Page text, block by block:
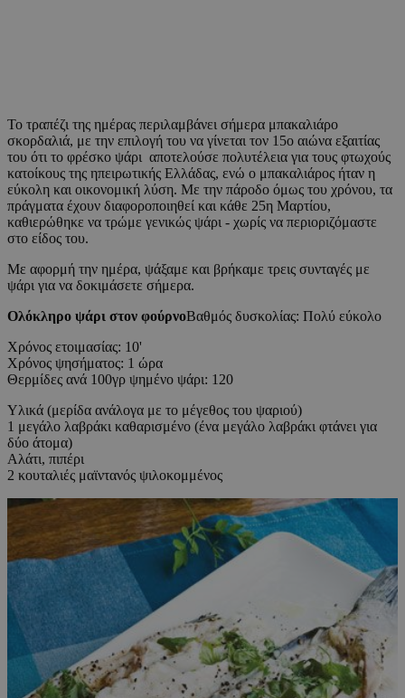
Το τραπέζι της ημέρας περιλαμβάνει σήμερα μπακαλιάρο
σκορδαλιά, με την επιλογή του να γίνεται τον 15ο αιώνα εξαιτίας
του ότι το φρέσκο ψάρι αποτελούσε πολυτέλεια για τους φτωχούς
κατοίκους της ηπειρωτικής Ελλάδας, ενώ ο μπακαλιάρος ήταν η
εύκολη και οικονομική λύση. Με την πάροδο όμως του χρόνου, τα
πράγματα έχουν διαφοροποιηθεί και κάθε 25η Μαρτίου,
καθιερώθηκε να τρώμε γενικώς ψάρι - χωρίς να περιοριζόμαστε
στο είδος του.
Με αφορμή την ημέρα, ψάξαμε και βρήκαμε τρεις συνταγές με
ψάρι για να δοκιμάσετε σήμερα.
Ολόκληρο ψάρι στον φούρνοΒαθμός δυσκολίας: Πολύ εύκολο
Χρόνος ετοιμασίας: 10'
Χρόνος ψησήματος: 1 ώρα
Θερμίδες ανά 100γρ ψημένο ψάρι: 120
Υλικά (μερίδα ανάλογα με το μέγεθος του ψαριού)
1 μεγάλο λαβράκι καθαρισμένο (ένα μεγάλο λαβράκι φτάνει για
δύο άτομα)
Αλάτι, πιπέρι
2 κουταλιές μαϊντανός ψιλοκομμένος